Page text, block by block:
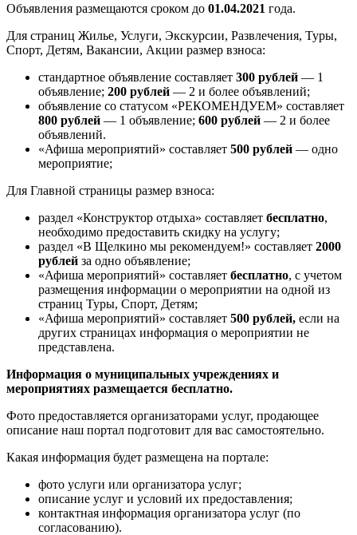
Объявления размещаются сроком до 01.04.2021 года.
Для страниц Жилье, Услуги, Экскурсии, Развлечения, Туры,
Спорт, Детям, Вакансии, Акции размер взноса:
стандартное объявление составляет 300 рублей — 1
объявление; 200 рублей — 2 и более объявлений;
объявление со статусом «РЕКОМЕНДУЕМ» составляет
800 рублей — 1 объявление; 600 рублей — 2 и более
объявлений.
«Афиша мероприятий» составляет 500 рублей — одно
мероприятие;
Для Главной страницы размер взноса:
раздел «Конструктор отдыха» составляет бесплатно,
необходимо предоставить скидку на услугу;
раздел «В Щелкино мы рекомендуем!» составляет 2000
рублей за одно объявление;
«Афиша мероприятий» составляет бесплатно, с учетом
размещения информации о мероприятии на одной из
страниц Туры, Спорт, Детям;
«Афиша мероприятий» составляет 500 рублей, если на
других страницах информация о мероприятии не
представлена.
Информация о муниципальных учреждениях и
мероприятиях размещается бесплатно.
Фото предоставляется организаторами услуг, продающее
описание наш портал подготовит для вас самостоятельно.
Какая информация будет размещена на портале:
фото услуги или организатора услуг;
описание услуг и условий их предоставления;
контактная информация организатора услуг (по
согласованию).